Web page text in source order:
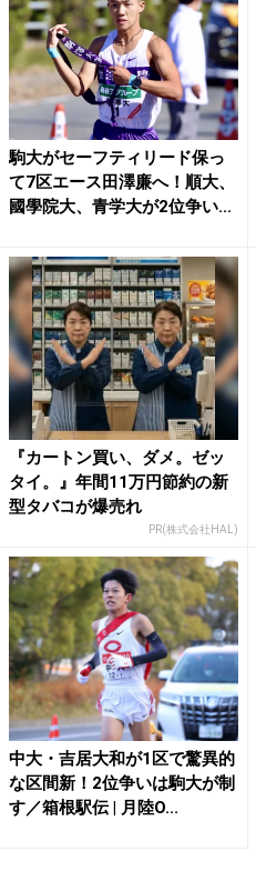
駒大がセーフティリード保っ
て7区エース田澤廉へ！順大、
國學院大、青学大が2位争い...
『カートン買い、ダメ。ゼッ
タイ。』年間11万円節約の新
型タバコが爆売れ
PR(株式会社HAL)
中大・吉居大和が1区で驚異的
な区間新！2位争いは駒大が制
す／箱根駅伝 | 月陸O...